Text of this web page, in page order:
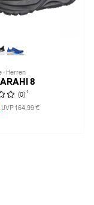
· Herren
ARAHI 8
(0) 1
UVP 164,99 €